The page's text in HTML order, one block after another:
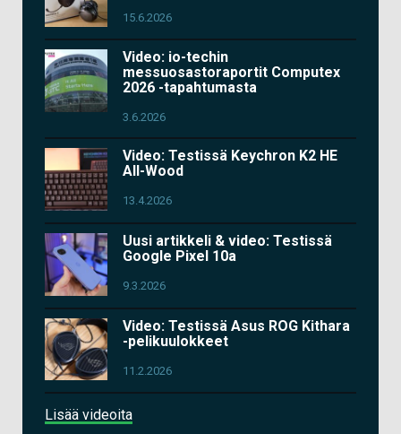
15.6.2026
Video: io-techin
messuosastoraportit Computex
2026 -tapahtumasta
3.6.2026
Video: Testissä Keychron K2 HE
All-Wood
13.4.2026
Uusi artikkeli & video: Testissä
Google Pixel 10a
9.3.2026
Video: Testissä Asus ROG Kithara
-pelikuulokkeet
11.2.2026
Lisää videoita